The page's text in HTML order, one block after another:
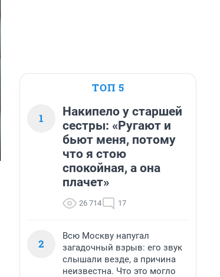
ТОП 5
1
Накипело у старшей
сестры: «Ругают и
бьют меня, потому
что я стою
спокойная, а она
плачет»
26 714 17
2
Всю Москву напугал
загадочный взрыв: его звук
слышали везде, а причина
неизвестна. Что это могло